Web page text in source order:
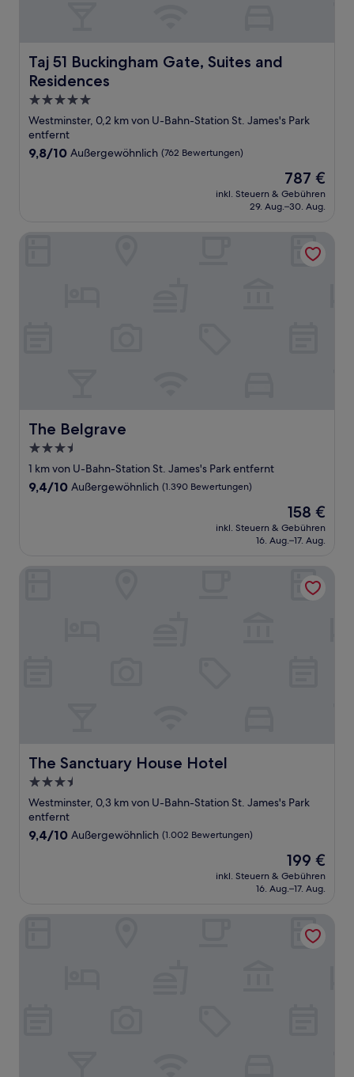
Taj 51 Buckingham Gate, Suites and
Residences
Taj 51 Buckingham Gate, Suites and Residences
5.0-
Sterne-
Unterkunft
Westminster, 0,2 km von U-Bahn-Station St. James's Park
entfernt
9.8
9,8/10 Außergewöhnlich (762 Bewertungen)
Der
Preis
beträgt
787 €
inkl. Steuern & Gebühren
29. Aug.–30. Aug.
The Belgrave
The Belgrave
3.5-
Sterne-
Unterkunft
1 km von U-Bahn-Station St. James's Park entfernt
9.4
9,4/10 Außergewöhnlich (1.390 Bewertungen)
Der
Preis
beträgt
158 €
inkl. Steuern & Gebühren
16. Aug.–17. Aug.
The Sanctuary House Hotel
The Sanctuary House Hotel
3.5-
Sterne-
Unterkunft
Westminster, 0,3 km von U-Bahn-Station St. James's Park
entfernt
9.4
9,4/10 Außergewöhnlich (1.002 Bewertungen)
Der
Preis
beträgt
199 €
inkl. Steuern & Gebühren
16. Aug.–17. Aug.